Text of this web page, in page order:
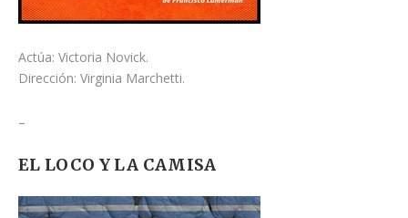
Actúa: Victoria Novick.
Dirección: Virginia Marchetti.
–
EL LOCO Y LA CAMISA